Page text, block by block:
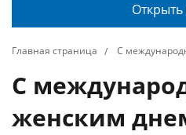
Главная страница С
С
женским